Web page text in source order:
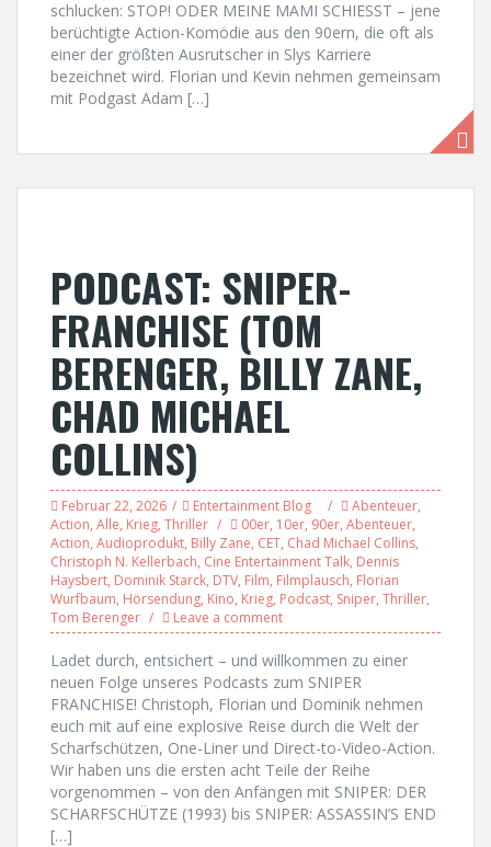
schlucken: STOP! ODER MEINE MAMI SCHIESST – jene
berüchtigte Action-Komödie aus den 90ern, die oft als
einer der größten Ausrutscher in Slys Karriere
bezeichnet wird. Florian und Kevin nehmen gemeinsam
mit Podgast Adam […]
PODCAST: SNIPER-
FRANCHISE (TOM
BERENGER, BILLY ZANE,
CHAD MICHAEL
COLLINS)
Februar 22, 2026 Entertainment Blog Abenteuer,
Action, Alle, Krieg, Thriller 00er, 10er, 90er, Abenteuer,
Action, Audioprodukt, Billy Zane, CET, Chad Michael Collins,
Christoph N. Kellerbach, Cine Entertainment Talk, Dennis
Haysbert, Dominik Starck, DTV, Film, Filmplausch, Florian
Wurfbaum, Hörsendung, Kino, Krieg, Podcast, Sniper, Thriller,
Tom Berenger
Leave a comment
Ladet durch, entsichert – und willkommen zu einer
neuen Folge unseres Podcasts zum SNIPER
FRANCHISE! Christoph, Florian und Dominik nehmen
euch mit auf eine explosive Reise durch die Welt der
Scharfschützen, One-Liner und Direct-to-Video-Action.
Wir haben uns die ersten acht Teile der Reihe
vorgenommen – von den Anfängen mit SNIPER: DER
SCHARFSCHÜTZE (1993) bis SNIPER: ASSASSIN’S END
[…]